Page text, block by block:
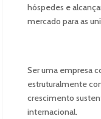
hóspedes e
mercado para as
Ser uma empresa
estruturalmente
crescimento
internacional.